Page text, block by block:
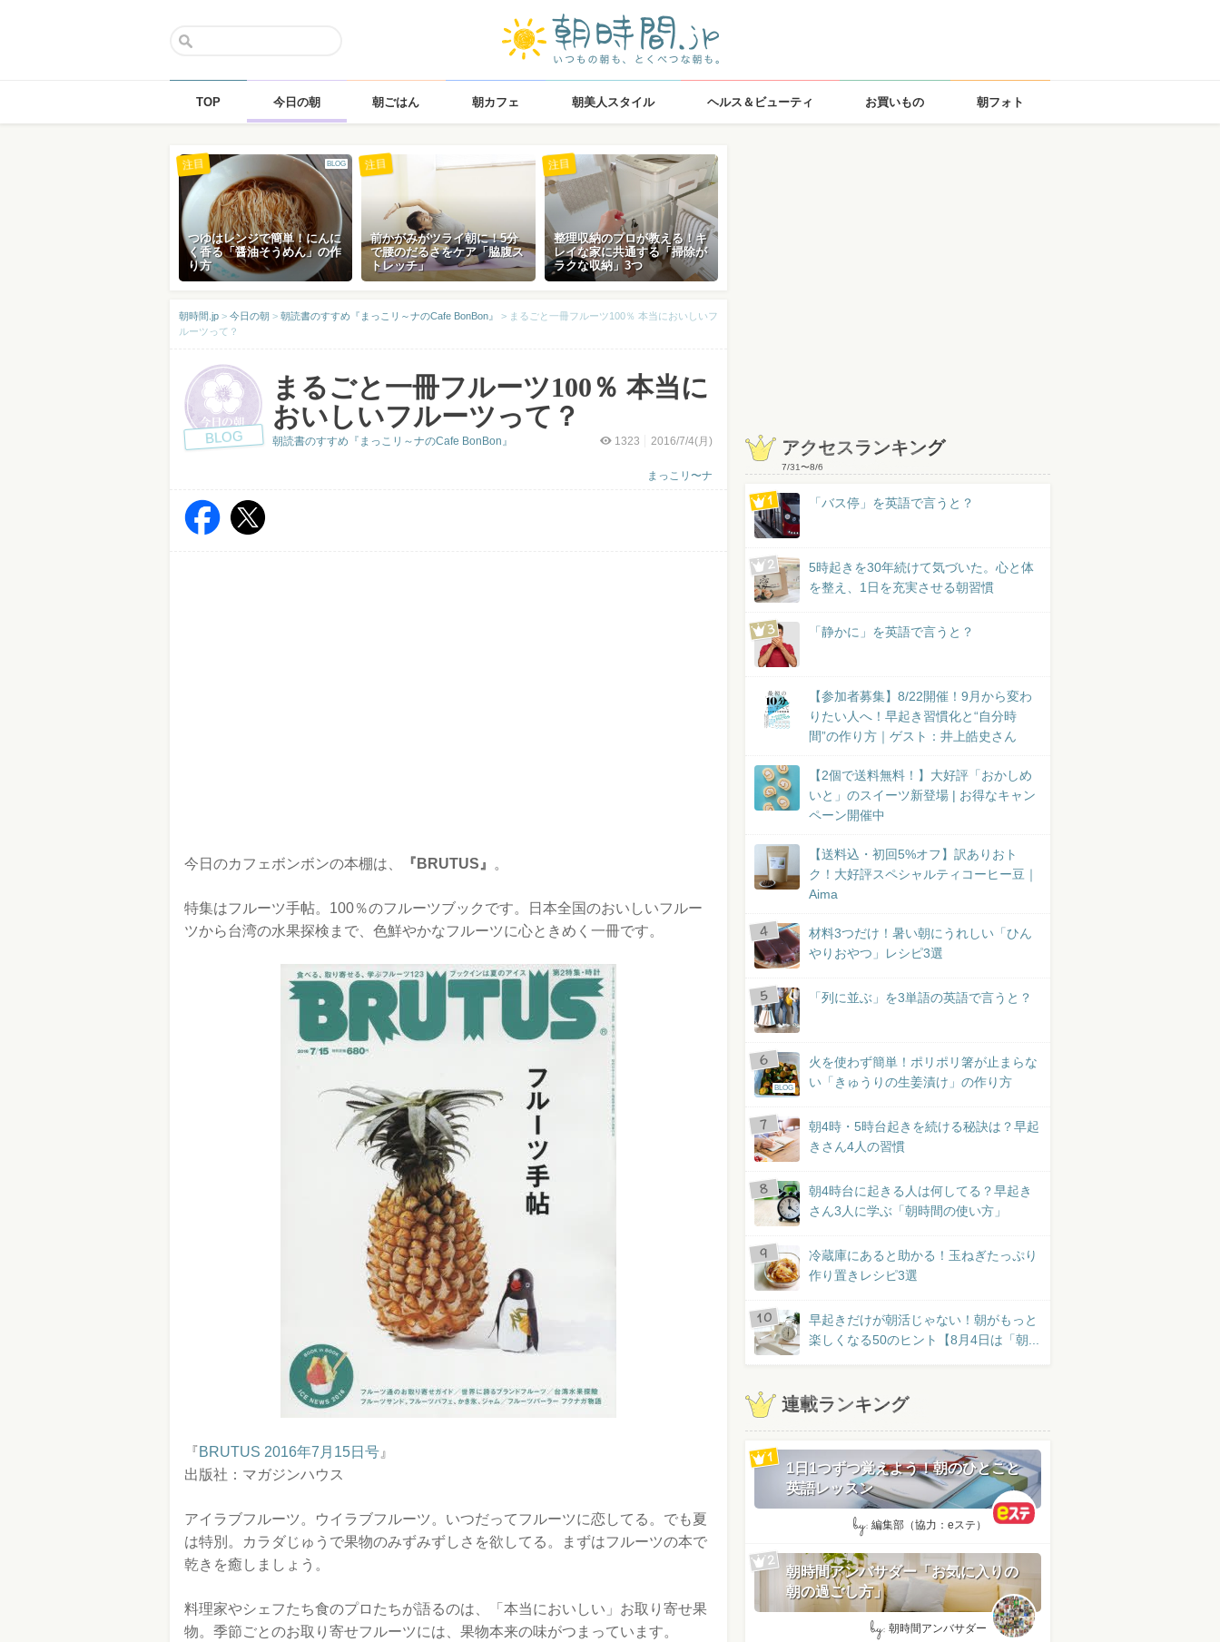
TOP 今日の朝 朝ごはん 朝カフェ 朝美人スタイル ヘルス＆ビューティ お買いもの 朝フォト
BLOG
つゆはレンジで簡単！にんに
く香る「醤油そうめん」の作
り方
注目
前かがみがツライ朝に！5分
で腰のだるさをケア「脇腹ス
トレッチ」
注目
整理収納のプロが教える！キ
レイな家に共通する「掃除が
ラクな収納」3つ
注目
朝時間.jp > 今日の朝 > 朝読書のすすめ『まっこリ～ナのCafe BonBon』 > まるごと一冊フルーツ100％ 本当においしいフ
ルーツって？
BLOG
まるごと一冊フルーツ100％ 本当に
おいしいフルーツって？
1323 2016/7/4(月)
まっこリ〜ナ
朝読書のすすめ『まっこリ～ナのCafe BonBon』
今日のカフェボンボンの本棚は、 『BRUTUS』 。
特集はフルーツ手帖。100％のフルーツブックです。日本全国のおいしいフルー
ツから台湾の水果探検まで、色鮮やかなフルーツに心ときめく一冊です。
『BRUTUS 2016年7月15日号 』
出版社：マガジンハウス
アイラブフルーツ。ウイラブフルーツ。いつだってフルーツに恋してる。でも夏
は特別。カラダじゅうで果物のみずみずしさを欲してる。まずはフルーツの本で
乾きを癒しましょう。
料理家やシェフたち食のプロたちが語るのは、「本当においしい」お取り寄せ果
物。季節ごとのお取り寄せフルーツには、果物本来の味がつまっています。
アクセスランキング
7/31〜8/6
「バス停」を英語で言うと？
5時起きを30年続けて気づいた。心と体
を整え、1日を充実させる朝習慣
「静かに」を英語で言うと？
【参加者募集】8/22開催！9月から変わ
りたい人へ！早起き習慣化と“自分時
間”の作り方｜ゲスト：井上皓史さん
【2個で送料無料！】大好評「おかしめ
いと」のスイーツ新登場 | お得なキャン
ペーン開催中
【送料込・初回5%オフ】訳ありおト
ク！大好評スペシャルティコーヒー豆｜
Aima
材料3つだけ！暑い朝にうれしい「ひん
やりおやつ」レシピ3選
「列に並ぶ」を3単語の英語で言うと？
BLOG
火を使わず簡単！ポリポリ箸が止まらな
い「きゅうりの生姜漬け」の作り方
朝4時・5時台起きを続ける秘訣は？早起
きさん4人の習慣
朝4時台に起きる人は何してる？早起き
さん3人に学ぶ「朝時間の使い方」
冷蔵庫にあると助かる！玉ねぎたっぷり
作り置きレシピ3選
早起きだけが朝活じゃない！朝がもっと
楽しくなる50のヒント【8月4日は「朝...
連載ランキング
1日1つずつ覚えよう！朝のひとこと
英語レッスン
by: 編集部（協力：eステ）
朝時間アンバサダー「お気に入りの
朝の過ごし方」
by: 朝時間アンバサダー